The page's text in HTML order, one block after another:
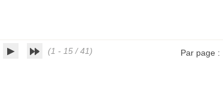
(1 - 15 / 41) Par page :